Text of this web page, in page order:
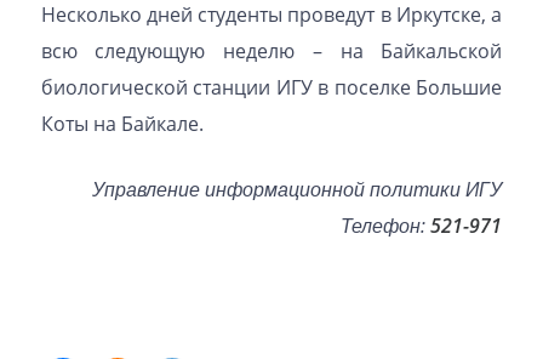
Несколько дней студенты проведут в Иркутске, а
всю следующую неделю – на Байкальской
биологической станции ИГУ в поселке Большие
Коты на Байкале.
Управление информационной политики ИГУ
Телефон:521-971